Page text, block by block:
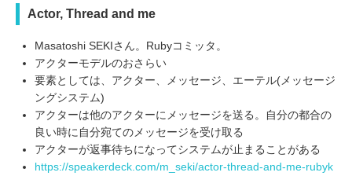
Actor, Thread and me
Masatoshi SEKIさん。Rubyコミッタ。
アクターモデルのおさらい
要素としては、アクター、メッセージ、エーテル(メッセージ
ングシステム)
アクターは他のアクターにメッセージを送る。自分の都合の
良い時に自分宛てのメッセージを受け取る
アクターが返事待ちになってシステムが止まることがある
https://speakerdeck.com/m_seki/actor-thread-and-me-rubyk